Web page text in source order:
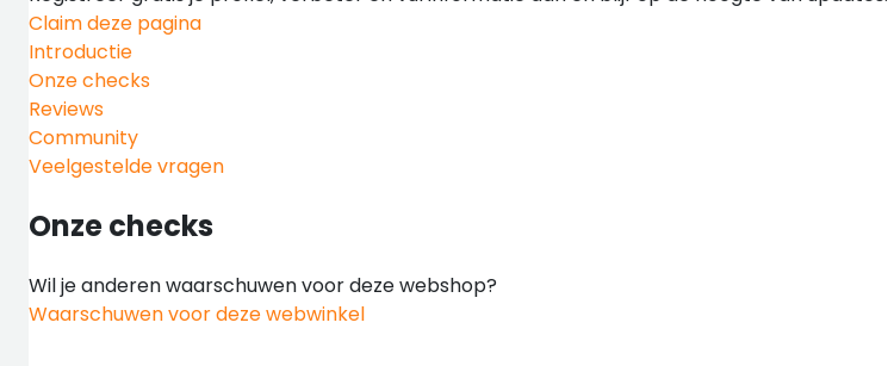
Claim deze pagina
Introductie
Onze checks
Reviews
Community
Veelgestelde vragen
Onze checks
Wil je anderen waarschuwen voor deze webshop?
Waarschuwen voor deze webwinkel